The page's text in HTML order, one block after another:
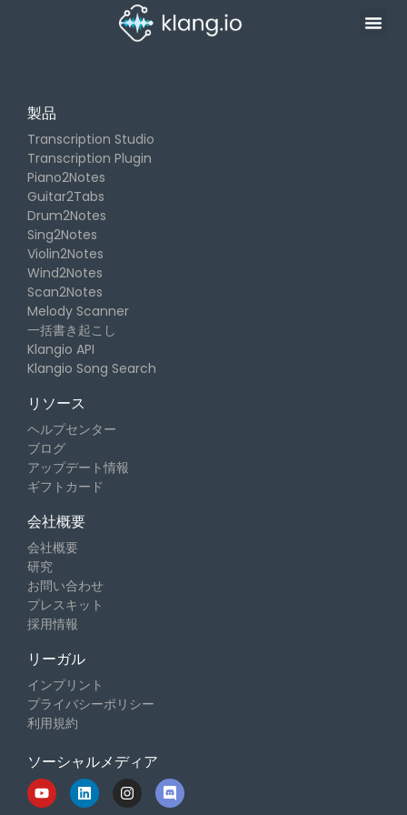
製品
Transcription Studio
Transcription Plugin
Piano2Notes
Guitar2Tabs
Drum2Notes
Sing2Notes
Violin2Notes
Wind2Notes
Scan2Notes
Melody Scanner
一括書き起こし
Klangio API
Klangio Song Search
リソース
ヘルプセンター
ブログ
アップデート情報
ギフトカード
会社概要
会社概要
研究
お問い合わせ
プレスキット
採用情報
リーガル
インプリント
プライバシーポリシー
利用規約
ソーシャルメディア